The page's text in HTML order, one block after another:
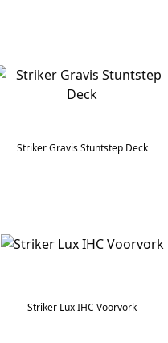
Striker Gravis Stuntstep Deck
Striker Lux IHC Voorvork